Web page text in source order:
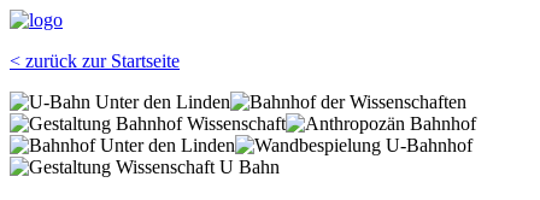
< zurück zur Startseite